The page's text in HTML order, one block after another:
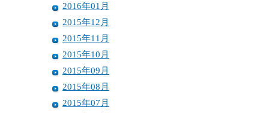
2016年01月
2015年12月
2015年11月
2015年10月
2015年09月
2015年08月
2015年07月